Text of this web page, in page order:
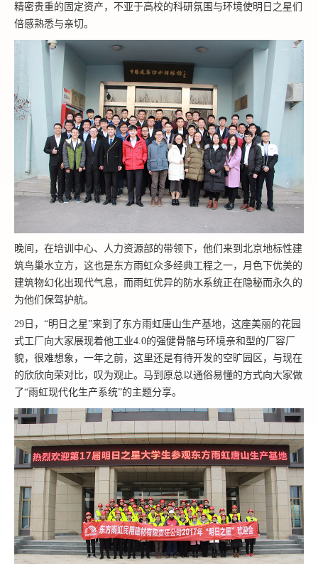
精密贵重的固定资产，不亚于高校的科研氛围与环境使明日之星们
倍感熟悉与亲切。
晚间，在培训中心、人力资源部的带领下，他们来到北京地标性建
筑鸟巢水立方，这也是东方雨虹众多经典工程之一，月色下优美的
建筑物幻化出现代气息，而雨虹优异的防水系统正在隐秘而永久的
为他们保驾护航。
29日，“明日之星”来到了东方雨虹唐山生产基地，这座美丽的花园
式工厂向大家展现着他工业4.0的强健骨骼与环境亲和型的厂容厂
貌，很难想象，一年之前，这里还是有待开发的空旷园区，与现在
的欣欣向荣对比，叹为观止。马到原总以通俗易懂的方式向大家做
了“雨虹现代化生产系统”的主题分享。